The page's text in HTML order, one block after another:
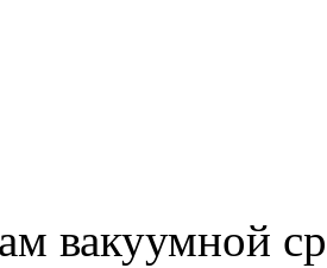
вакуумной